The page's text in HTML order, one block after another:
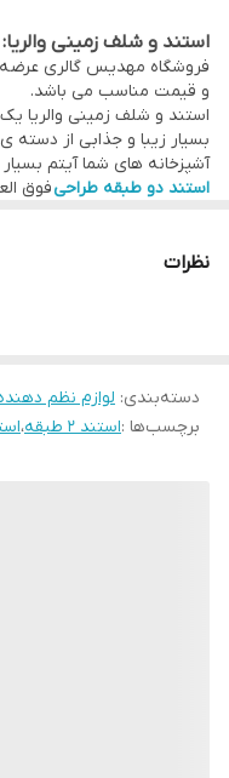
استند و شلف زمینی والریا:
فروشگاه مهدیس گالری عرضه
و قیمت مناسب می باشد.
استند و شلف زمینی والریا
بسیار زیبا و جذابی از
آشپزخانه های شما آیتم
استند دو طبقه طراحیفوق
شما با استفاده از این
نظرات
دسته‌بندی: لوازم نظم
برچسب‌ها :استند 2 طبقه ،